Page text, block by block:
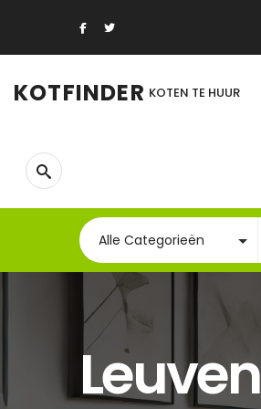
KOTFINDER KOTEN TE HUUR
Leuven